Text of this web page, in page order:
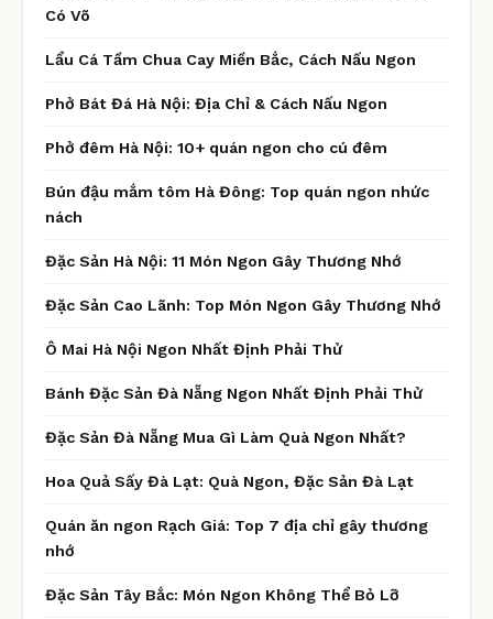
Có Võ
Lẩu Cá Tầm Chua Cay Miền Bắc, Cách Nấu Ngon
Phở Bát Đá Hà Nội: Địa Chỉ & Cách Nấu Ngon
Phở đêm Hà Nội: 10+ quán ngon cho cú đêm
Bún đậu mắm tôm Hà Đông: Top quán ngon nhức
nách
Đặc Sản Hà Nội: 11 Món Ngon Gây Thương Nhớ
Đặc Sản Cao Lãnh: Top Món Ngon Gây Thương Nhớ
Ô Mai Hà Nội Ngon Nhất Định Phải Thử
Bánh Đặc Sản Đà Nẵng Ngon Nhất Định Phải Thử
Đặc Sản Đà Nẵng Mua Gì Làm Quà Ngon Nhất?
Hoa Quả Sấy Đà Lạt: Quà Ngon, Đặc Sản Đà Lạt
Quán ăn ngon Rạch Giá: Top 7 địa chỉ gây thương
nhớ
Đặc Sản Tây Bắc: Món Ngon Không Thể Bỏ Lỡ